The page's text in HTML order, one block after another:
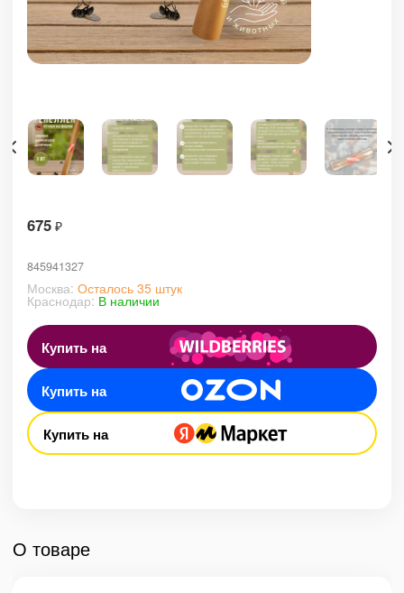
675 ₽
845941327
Москва: Осталось 35 штук
Краснодар: В наличии
Купить на
Купить на
Купить на
О товаре